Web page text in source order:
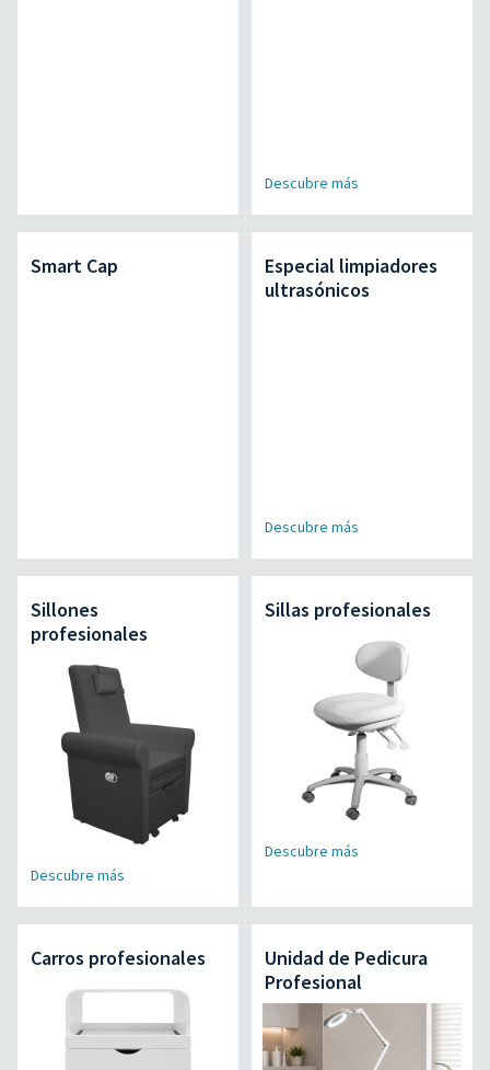
Descubre más
Smart Cap
Especial limpiadores
ultrasónicos
Descubre más
Sillones
profesionales
Descubre más
Sillas profesionales
Descubre más
Carros profesionales
Unidad de Pedicura
Profesional